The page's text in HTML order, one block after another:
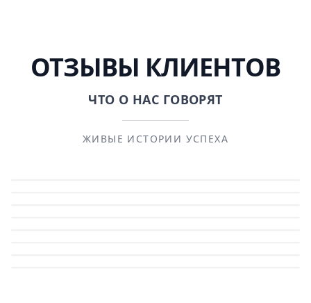
ОТЗЫВЫ КЛИЕНТОВ
ЧТО О НАС ГОВОРЯТ
ЖИВЫЕ ИСТОРИИ УСПЕХА